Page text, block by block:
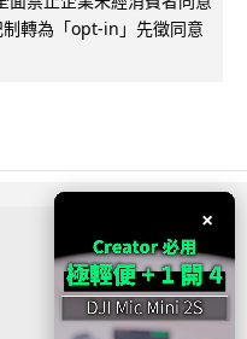
轉為「opt-in」先徵同意
×